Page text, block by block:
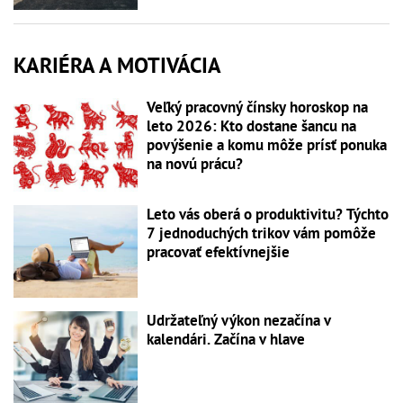
KARIÉRA A MOTIVÁCIA
Veľký pracovný čínsky horoskop na
leto 2026: Kto dostane šancu na
povýšenie a komu môže prísť ponuka
na novú prácu?
Leto vás oberá o produktivitu? Týchto
7 jednoduchých trikov vám pomôže
pracovať efektívnejšie
Udržateľný výkon nezačína v
kalendári. Začína v hlave